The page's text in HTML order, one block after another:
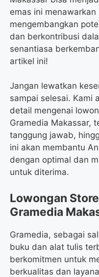
emas ini
mengembangkan
dan berkontribusi
senantiasa
artikel ini!
Jangan lewatkan
sampai selesai. Kami
detail mengenai
Gramedia Makassar,
tanggung jawab,
ini akan membantu
dengan optimal dan
untuk diterima.
Lowongan
Gramedia
Gramedia, sebagai
buku dan alat tulis
berkomitmen untuk
berkualitas dan